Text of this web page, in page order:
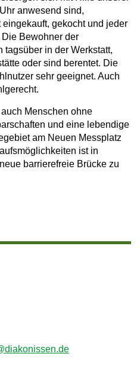
anwesend sind,
gekocht und jeder
Bewohner der
tagsüber in der Werkstatt,
oder sind berentet. Die
sehr geeignet. Auch
Menschen ohne
und eine lebendige
am Neuen Messplatz
ist in
barrierefreie Brücke zu